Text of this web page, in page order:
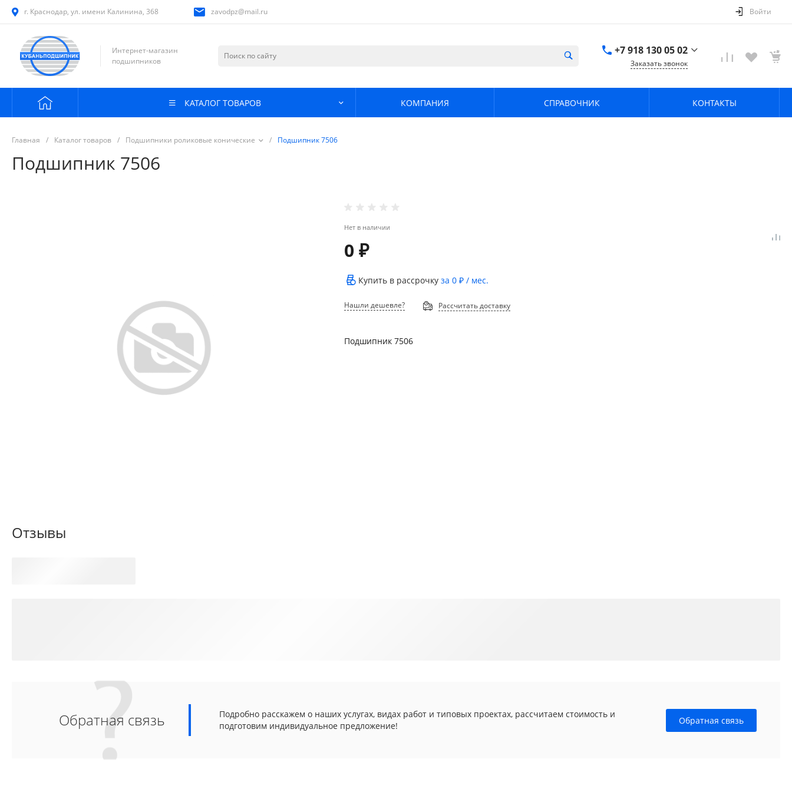
г. Краснодар, ул. имени Калинина, 368 zavodpz@mail.ru Войти
Интернет-магазин
подшипников
+7 918 130 05 02
Заказать звонок
КАТАЛОГ ТОВАРОВ КОМПАНИЯ СПРАВОЧНИК КОНТАКТЫ
Главная / Каталог товаров / Подшипники роликовые конические / Подшипник 7506
Подшипник 7506
Нет в наличии
0 ₽
Купить в рассрочкуза0 ₽ / мес.
Нашли дешевле? Рассчитать доставку
Подшипник 7506
Отзывы
Обратная связь
Подробно расскажем о наших услугах, видах работ и типовых проектах, рассчитаем стоимость и
подготовим индивидуальное предложение!
Обратная связь